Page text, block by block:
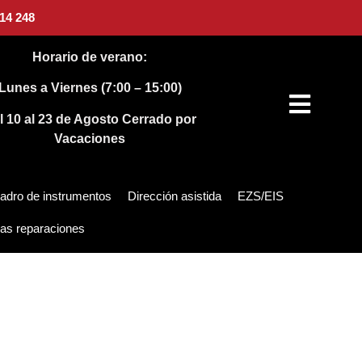
248
Horario de verano:
Lunes a Viernes (7:00 – 15:00)
10 al 23 de AgostoCerrado por
Vacaciones
de instrumentos Dirección asistida EZS/EIS
reparaciones